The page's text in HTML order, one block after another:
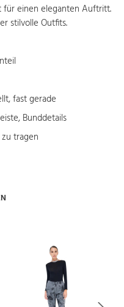
für einen eleganten Auftritt.
stilvolle Outfits.
fast gerade
Bunddetails
tragen